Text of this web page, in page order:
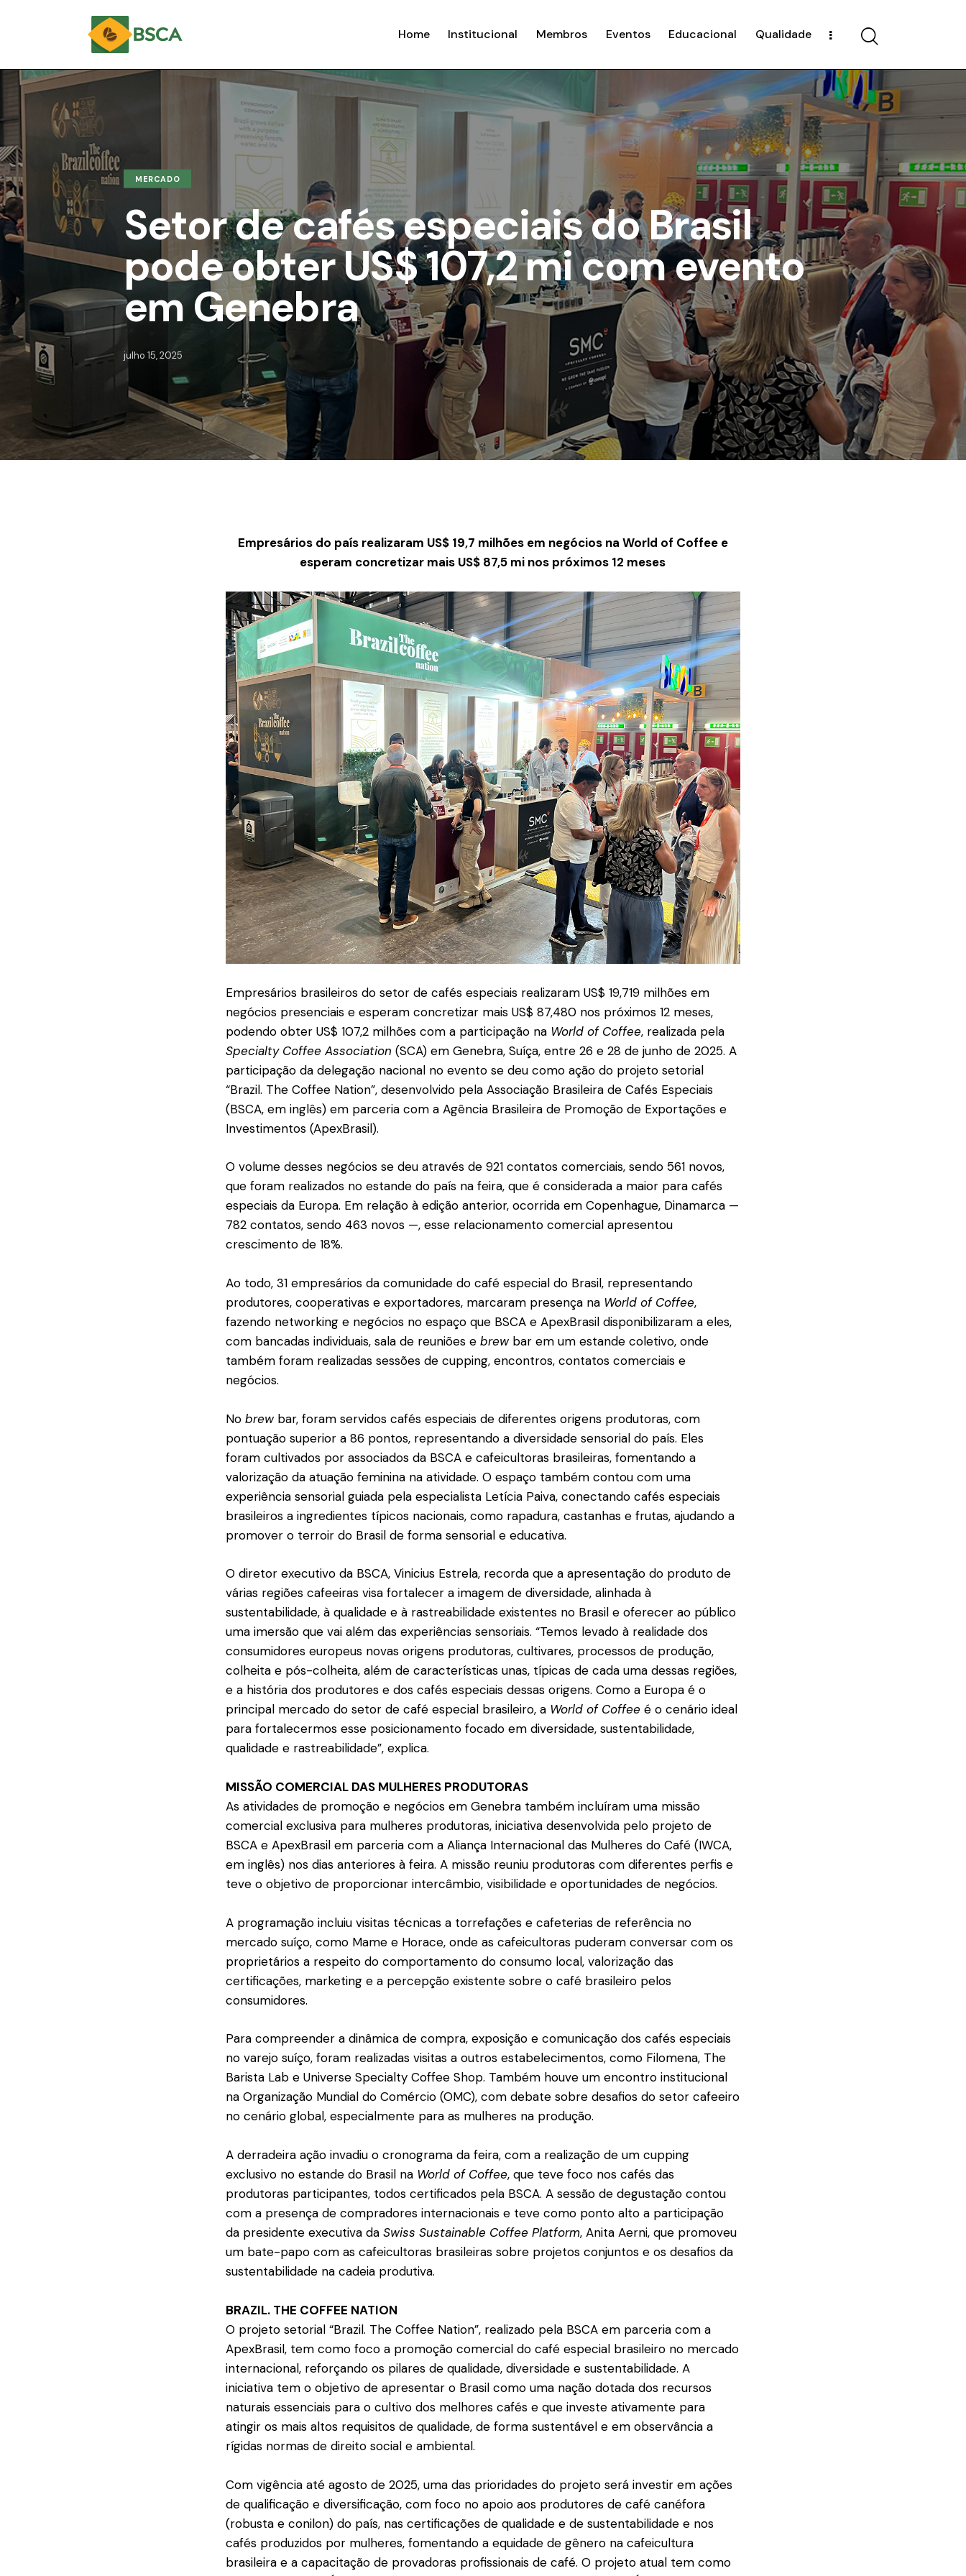
Home Institucional Membros Eventos Educacional Qualidade
MERCADO
Setor de cafés especiais do Brasil
pode obter US$ 107,2 mi com evento
em Genebra
julho 15, 2025
Empresários do país realizaram US$ 19,7 milhões em negócios na World of Coffee e
esperam concretizar mais US$ 87,5 mi nos próximos 12 meses
Empresários brasileiros do setor de cafés especiais realizaram US$ 19,719 milhões em
negócios presenciais e esperam concretizar mais US$ 87,480 nos próximos 12 meses,
podendo obter US$ 107,2 milhões com a participação na World of Coffee, realizada pela
Specialty Coffee Association (SCA) em Genebra, Suíça, entre 26 e 28 de junho de 2025. A
participação da delegação nacional no evento se deu como ação do projeto setorial
“Brazil. The Coffee Nation”, desenvolvido pela Associação Brasileira de Cafés Especiais
(BSCA, em inglês) em parceria com a Agência Brasileira de Promoção de Exportações e
Investimentos (ApexBrasil).
O volume desses negócios se deu através de 921 contatos comerciais, sendo 561 novos,
que foram realizados no estande do país na feira, que é considerada a maior para cafés
especiais da Europa. Em relação à edição anterior, ocorrida em Copenhague, Dinamarca —
782 contatos, sendo 463 novos —, esse relacionamento comercial apresentou
crescimento de 18%.
Ao todo, 31 empresários da comunidade do café especial do Brasil, representando
produtores, cooperativas e exportadores, marcaram presença na World of Coffee,
fazendo networking e negócios no espaço que BSCA e ApexBrasil disponibilizaram a eles,
com bancadas individuais, sala de reuniões e brewbar em um estande coletivo, onde
também foram realizadas sessões de cupping, encontros, contatos comerciais e
negócios.
No brewbar, foram servidos cafés especiais de diferentes origens produtoras, com
pontuação superior a 86 pontos, representando a diversidade sensorial do país. Eles
foram cultivados por associados da BSCA e cafeicultoras brasileiras, fomentando a
valorização da atuação feminina na atividade. O espaço também contou com uma
experiência sensorial guiada pela especialista Letícia Paiva, conectando cafés especiais
brasileiros a ingredientes típicos nacionais, como rapadura, castanhas e frutas, ajudando a
promover o terroir do Brasil de forma sensorial e educativa.
O diretor executivo da BSCA, Vinicius Estrela, recorda que a apresentação do produto de
várias regiões cafeeiras visa fortalecer a imagem de diversidade, alinhada à
sustentabilidade, à qualidade e à rastreabilidade existentes no Brasil e oferecer ao público
uma imersão que vai além das experiências sensoriais. “Temos levado à realidade dos
consumidores europeus novas origens produtoras, cultivares, processos de produção,
colheita e pós-colheita, além de características unas, típicas de cada uma dessas regiões,
e a história dos produtores e dos cafés especiais dessas origens. Como a Europa é o
principal mercado do setor de café especial brasileiro, a World of Coffee é o cenário ideal
para fortalecermos esse posicionamento focado em diversidade, sustentabilidade,
qualidade e rastreabilidade”, explica.
MISSÃO COMERCIAL DAS MULHERES PRODUTORAS
As atividades de promoção e negócios em Genebra também incluíram uma missão
comercial exclusiva para mulheres produtoras, iniciativa desenvolvida pelo projeto de
BSCA e ApexBrasil em parceria com a Aliança Internacional das Mulheres do Café (IWCA,
em inglês) nos dias anteriores à feira. A missão reuniu produtoras com diferentes perfis e
teve o objetivo de proporcionar intercâmbio, visibilidade e oportunidades de negócios.
A programação incluiu visitas técnicas a torrefações e cafeterias de referência no
mercado suíço, como Mame e Horace, onde as cafeicultoras puderam conversar com os
proprietários a respeito do comportamento do consumo local, valorização das
certificações, marketing e a percepção existente sobre o café brasileiro pelos
consumidores.
Para compreender a dinâmica de compra, exposição e comunicação dos cafés especiais
no varejo suíço, foram realizadas visitas a outros estabelecimentos, como Filomena, The
Barista Lab e Universe Specialty Coffee Shop. Também houve um encontro institucional
na Organização Mundial do Comércio (OMC), com debate sobre desafios do setor cafeeiro
no cenário global, especialmente para as mulheres na produção.
A derradeira ação invadiu o cronograma da feira, com a realização de um cupping
exclusivo no estande do Brasil na World of Coffee, que teve foco nos cafés das
produtoras participantes, todos certificados pela BSCA. A sessão de degustação contou
com a presença de compradores internacionais e teve como ponto alto a participação
da presidente executiva da Swiss Sustainable Coffee Platform, Anita Aerni, que promoveu
um bate-papo com as cafeicultoras brasileiras sobre projetos conjuntos e os desafios da
sustentabilidade na cadeia produtiva.
BRAZIL. THE COFFEE NATION
O projeto setorial “Brazil. The Coffee Nation”, realizado pela BSCA em parceria com a
ApexBrasil, tem como foco a promoção comercial do café especial brasileiro no mercado
internacional, reforçando os pilares de qualidade, diversidade e sustentabilidade. A
iniciativa tem o objetivo de apresentar o Brasil como uma nação dotada dos recursos
naturais essenciais para o cultivo dos melhores cafés e que investe ativamente para
atingir os mais altos requisitos de qualidade, de forma sustentável e em observância a
rígidas normas de direito social e ambiental.
Com vigência até agosto de 2025, uma das prioridades do projeto será investir em ações
de qualificação e diversificação, com foco no apoio aos produtores de café canéfora
(robusta e conilon) do país, nas certificações de qualidade e de sustentabilidade e nos
cafés produzidos por mulheres, fomentando a equidade de gênero na cafeicultura
brasileira e a capacitação de provadoras profissionais de café. O projeto atual tem como